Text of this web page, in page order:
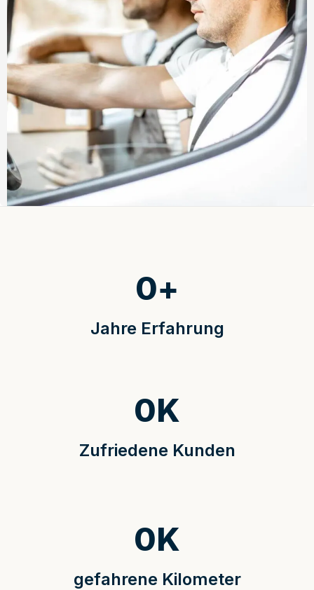
Jahre Erfahrung
0+
Zufriedene Kunden
0K
gefahrene Kilometer
0K